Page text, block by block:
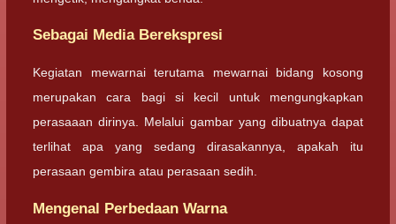
Sebagai Media Berekspresi
Kegiatan mewarnai terutama mewarnai bidang kosong
merupakan cara bagi si kecil untuk mengungkapkan
perasaaan dirinya. Melalui gambar yang dibuatnya dapat
terlihat apa yang sedang dirasakannya, apakah itu
perasaan gembira atau perasaan sedih.
Mengenal Perbedaan Warna